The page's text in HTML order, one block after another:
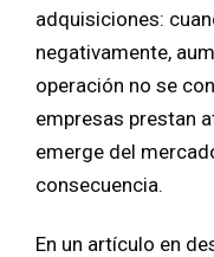
adquisiciones:
negativamente,
operación no se
empresas prestan
emerge del
consecuencia.
En un artículo en